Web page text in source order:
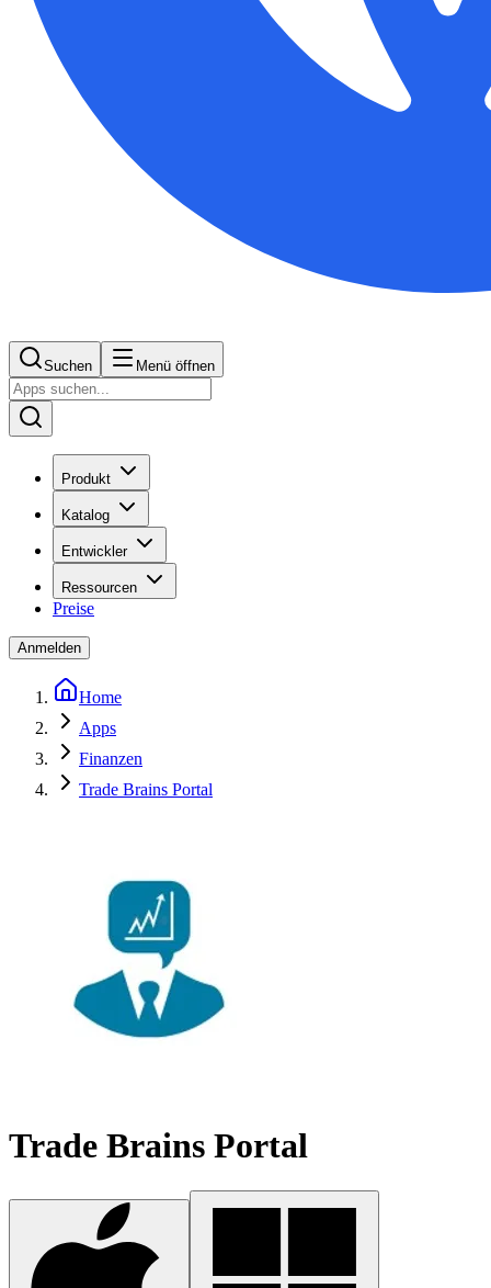
Suchen Menü öffnen
Produkt
Katalog
Entwickler
Ressourcen
Preise
Anmelden
Home
Apps
Finanzen
Trade Brains Portal
Trade Brains Portal